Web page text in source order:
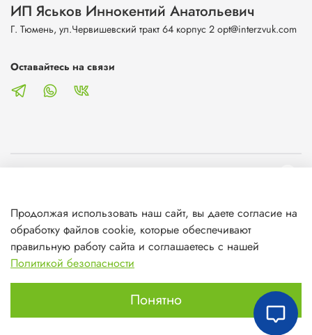
Клиентам
Информация
ИП Яськов Иннокентий Анатольевич
Г. Тюмень, ул.Червишевский тракт 64 корпус 2 opt@interzvuk.com
Оставайтесь на связи
Профиль
Продолжая использовать наш сайт, вы даете согласие на
обработку файлов cookie, которые обеспечивают
правильную работу сайта и соглашаетесь с нашей
Политикой безопасности
Понятно